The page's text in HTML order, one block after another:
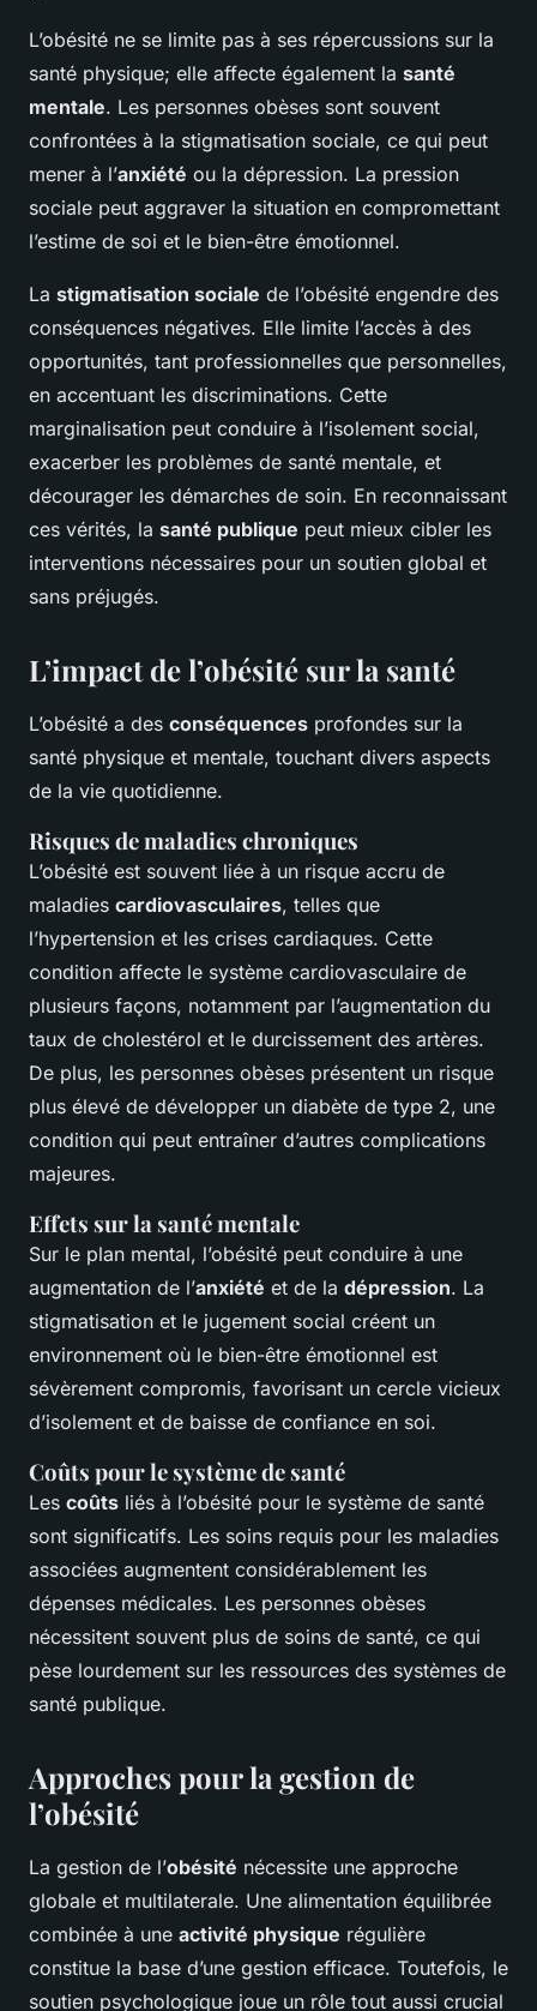
L’obésité ne se limite pas à ses répercussions sur la
santé physique; elle affecte également la santé
mentale. Les personnes obèses sont souvent
confrontées à la stigmatisation sociale, ce qui peut
mener à l’anxiété ou la dépression. La pression
sociale peut aggraver la situation en compromettant
l’estime de soi et le bien-être émotionnel.
La stigmatisation sociale de l’obésité engendre des
conséquences négatives. Elle limite l’accès à des
opportunités, tant professionnelles que personnelles,
en accentuant les discriminations. Cette
marginalisation peut conduire à l’isolement social,
exacerber les problèmes de santé mentale, et
décourager les démarches de soin. En reconnaissant
ces vérités, la santé publique peut mieux cibler les
interventions nécessaires pour un soutien global et
sans préjugés.
L’impact de l’obésité sur la santé
L’obésité a des conséquences profondes sur la
santé physique et mentale, touchant divers aspects
de la vie quotidienne.
Risques de maladies chroniques
L’obésité est souvent liée à un risque accru de
maladies cardiovasculaires, telles que
l’hypertension et les crises cardiaques. Cette
condition affecte le système cardiovasculaire de
plusieurs façons, notamment par l’augmentation du
taux de cholestérol et le durcissement des artères.
De plus, les personnes obèses présentent un risque
plus élevé de développer un diabète de type 2, une
condition qui peut entraîner d’autres complications
majeures.
Effets sur la santé mentale
Sur le plan mental, l’obésité peut conduire à une
augmentation de l’anxiété et de la dépression. La
stigmatisation et le jugement social créent un
environnement où le bien-être émotionnel est
sévèrement compromis, favorisant un cercle vicieux
d’isolement et de baisse de confiance en soi.
Coûts pour le système de santé
Les coûts liés à l’obésité pour le système de santé
sont significatifs. Les soins requis pour les maladies
associées augmentent considérablement les
dépenses médicales. Les personnes obèses
nécessitent souvent plus de soins de santé, ce qui
pèse lourdement sur les ressources des systèmes de
santé publique.
Approches pour la gestion de
l’obésité
La gestion de l’obésité nécessite une approche
globale et multilaterale. Une alimentation équilibrée
combinée à une activité physique régulière
constitue la base d’une gestion efficace. Toutefois, le
soutien psychologique joue un rôle tout aussi crucial